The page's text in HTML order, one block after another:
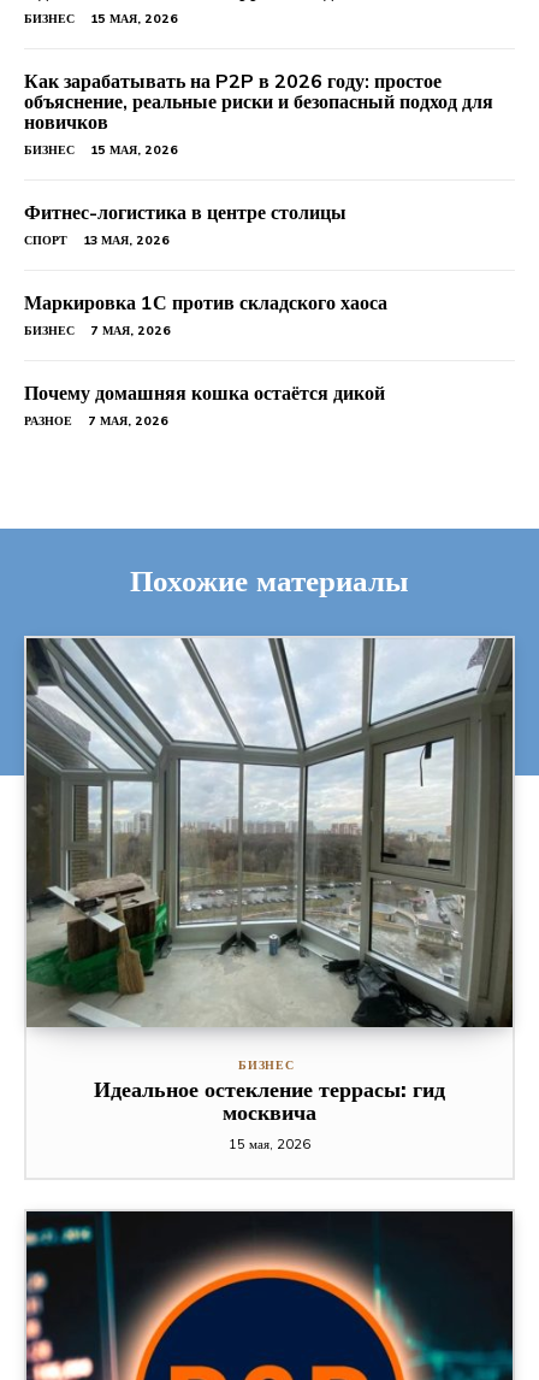
БИЗНЕС 15 МАЯ, 2026
Как зарабатывать на P2P в 2026 году: простое
объяснение, реальные риски и безопасный подход для
новичков
БИЗНЕС 15 МАЯ, 2026
Фитнес-логистика в центре столицы
СПОРТ 13 МАЯ, 2026
Маркировка 1С против складского хаоса
БИЗНЕС 7 МАЯ, 2026
Почему домашняя кошка остаётся дикой
РАЗНОЕ 7 МАЯ, 2026
Похожие материалы
БИЗНЕС
Идеальное остекление террасы: гид
москвича
15 мая, 2026